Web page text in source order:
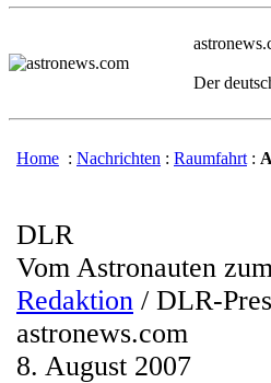
Der
Home : Nachrichten : Raumfahrt :
DLR
Vom Astronauten
Redaktion / DLR-
astronews.com
8. August 2007